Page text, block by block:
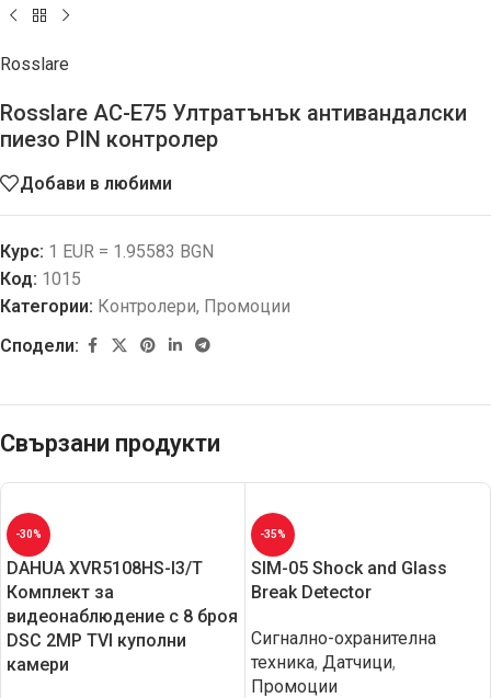
Rosslare
Rosslare AC-E75 Ултратънък антивандалски
пиезо PIN контролер
Добави в любими
Курс: 1 EUR = 1.95583 BGN
Код: 1015
Категории: Контролери, Промоции
Сподели:
Свързани продукти
-30%
DAHUA XVR5108HS-I3/T
Комплект за
видеонаблюдение с 8 броя
DSC 2MP TVI куполни
камери
-35%
SIM-05 Shock and Glass
Break Detector
Сигнално-охранителна
техника, Датчици,
Промоции